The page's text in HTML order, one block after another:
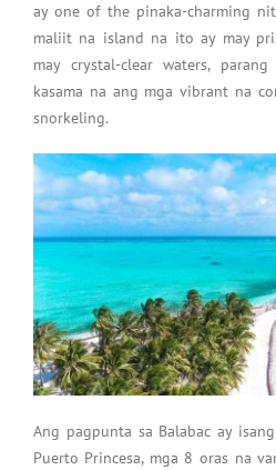
ay one of the pinaka-charming
maliit na island na ito ay may
may crystal-clear waters,
kasama na ang mga vibrant na
snorkeling.
Ang pagpunta sa Balabac ay
Puerto Princesa, mga 8 oras na